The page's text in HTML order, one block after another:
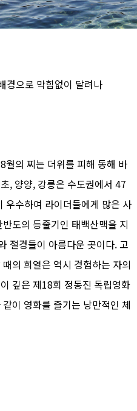
경으로 막힘없이 달려나
월의 찌는 더위를 피해 동해 바
, 양양, 강릉은 수도권에서 47
우수하여 라이더들에게 많은 사
도의 등줄기인 태백산맥을 지
절경들이 아름다운 곳이다. 고
의 희열은 역시 경험하는 자의
깊은 제18회 정동진 독립영화
이 영화를 즐기는 낭만적인 체